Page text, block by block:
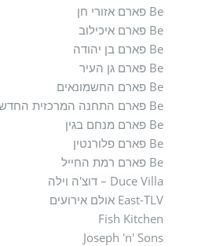
Be פארם אזורי חן
Be פארם איכילוב
Be פארם בן יהודה
Be פארם גן העיר
Be פארם החשמונאים
Be פארם התחנה המרכזית החדשה
Be פארם מנחם בגין
Be פארם פלורנטין
Be פארם רמת החייל
Duce Villa – דוצ'ה וילה
East-TLV אולם אירועים
Fish Kitchen
Joseph 'n' Sons